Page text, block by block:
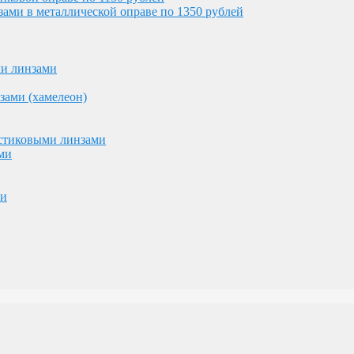
линзами
и 7000 рублей
в металлической оправе по 1350 рублей
линзами
(хамелеон)
линзами